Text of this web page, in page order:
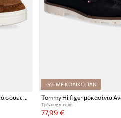
Tommy Hilfiger μοκασίνια Ανδρικά σουέτ MODERN LIGHT HYBRID SUEDE LOAFER
-5% ΜΕ ΚΩΔΙΚΟ: TAN
Τρέχουσα τιμή:
77,99 €